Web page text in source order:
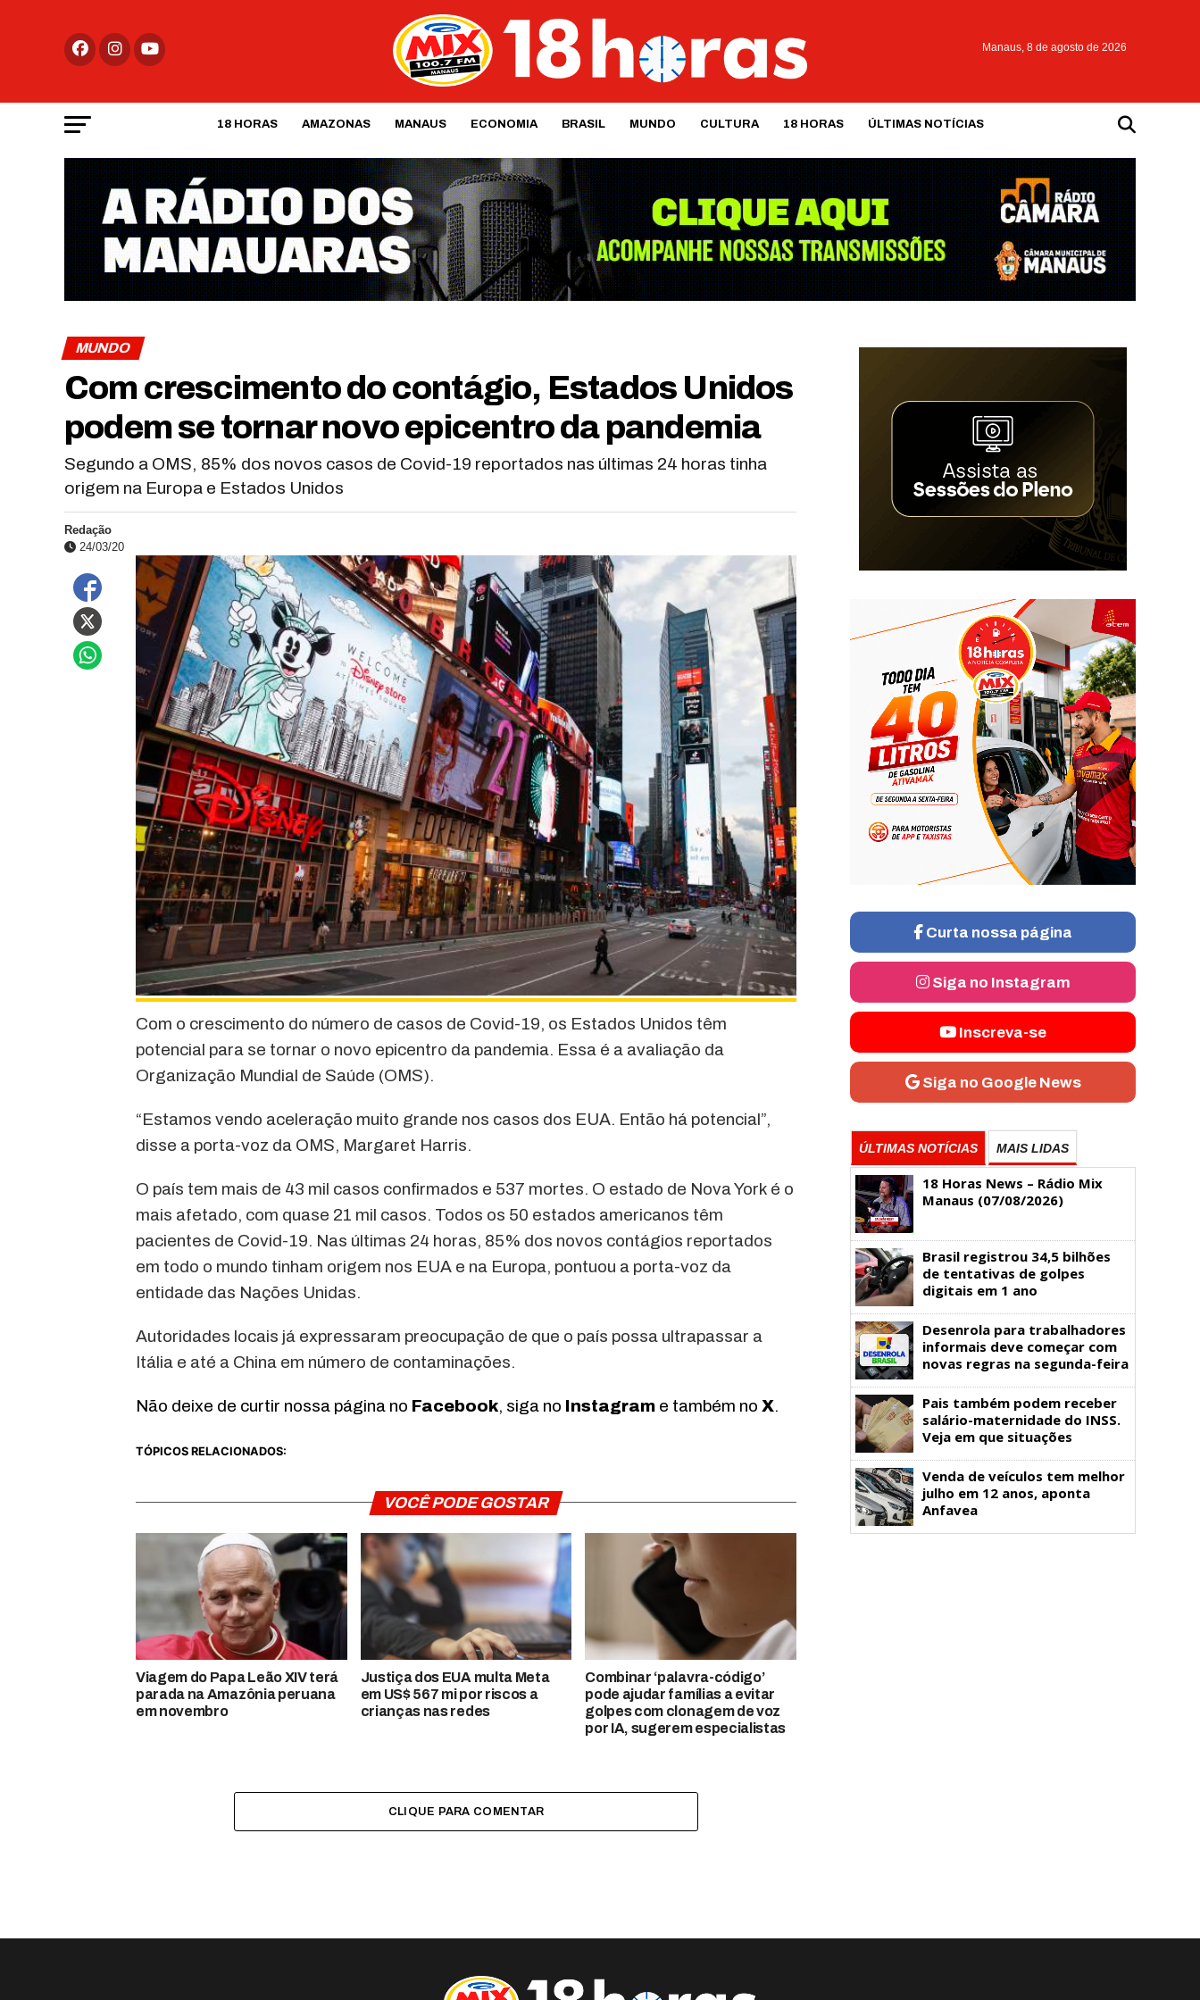
Manaus, 8 de agosto de 2026
18 HORAS AMAZONAS MANAUS ECONOMIA BRASIL MUNDO CULTURA 18 HORAS ÚLTIMAS NOTÍCIAS
MUNDO
Com crescimento do contágio, Estados Unidos
podem se tornar novo epicentro da pandemia
Segundo a OMS, 85% dos novos casos de Covid-19 reportados nas últimas 24 horas tinha
origem na Europa e Estados Unidos
Redação
24/03/20
Com o crescimento do número de casos de Covid-19, os Estados Unidos têm
potencial para se tornar o novo epicentro da pandemia. Essa é a avaliação da
Organização Mundial de Saúde (OMS).
“Estamos vendo aceleração muito grande nos casos dos EUA. Então há potencial”,
disse a porta-voz da OMS, Margaret Harris.
O país tem mais de 43 mil casos confirmados e 537 mortes. O estado de Nova York é o
mais afetado, com quase 21 mil casos. Todos os 50 estados americanos têm
pacientes de Covid-19. Nas últimas 24 horas, 85% dos novos contágios reportados
em todo o mundo tinham origem nos EUA e na Europa, pontuou a porta-voz da
entidade das Nações Unidas.
Autoridades locais já expressaram preocupação de que o país possa ultrapassar a
Itália e até a China em número de contaminações.
Não deixe de curtir nossa página no Facebook, siga no Instagram e também no X.
TÓPICOS RELACIONADOS:
VOCÊ PODE GOSTAR
Viagem do Papa Leão XIV terá
parada na Amazônia peruana
em novembro
Justiça dos EUA multa Meta
em US$ 567 mi por riscos a
crianças nas redes
Combinar ‘palavra-código’
pode ajudar famílias a evitar
golpes com clonagem de voz
por IA, sugerem especialistas
CLIQUE PARA COMENTAR
Curta nossa página
Siga no Instagram
Inscreva-se
Siga no Google News
ÚLTIMAS NOTÍCIAS MAIS LIDAS
18 Horas News​​​​​​​​​​​​ – Rádio Mix
Manaus (07/08/2026)
Brasil registrou 34,5 bilhões
de tentativas de golpes
digitais em 1 ano
Desenrola para trabalhadores
informais deve começar com
novas regras na segunda-feira
Pais também podem receber
salário-maternidade do INSS.
Veja em que situações
Venda de veículos tem melhor
julho em 12 anos, aponta
Anfavea